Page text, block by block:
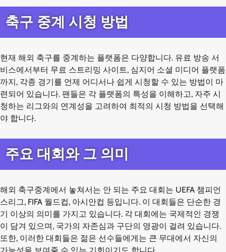
축구 중계 시청 방법
현재 해외 축구를 중계하는 플랫폼은 다양합니다. 유료 방송 서
비스에서부터 무료 스트리밍 사이트, 심지어 소셜 미디어 플랫폼
까지, 각종 경기를 언제 어디서나 쉽게 시청할 수 있는 방법이 마
련되어 있습니다. 팬들은 각 플랫폼의 특성을 이해하고, 자주 시
청하는 리그와의 연계성을 고려하여 최적의 시청 방법을 선택해
야 합니다.
주요 대회와 그 의미
해외 축구중계에서 놓쳐서는 안 되는 주요 대회는 UEFA 챔피언
스리그, FIFA 월드컵, 아시안컵 등입니다. 이 대회들은 단순한 경
기 이상의 의미를 가지고 있습니다. 각 대회에는 국제적인 경쟁
이 담겨 있으며, 국가의 자존심과 구단의 영광이 걸려 있습니다.
또한, 이러한 대회들은 젊은 선수들에게는 큰 무대에서 자신의